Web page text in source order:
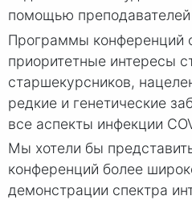
помощью
Программы конференций
приоритетные интересы
старшекурсников,
редкие и генетические
все аспекты инфекции
Мы хотели бы
конференций более
демонстрации спектра